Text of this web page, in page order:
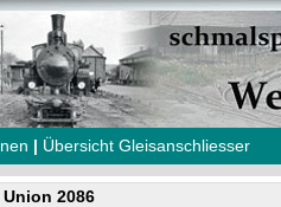
| Übersicht Gleisanschliesser
Union 2086